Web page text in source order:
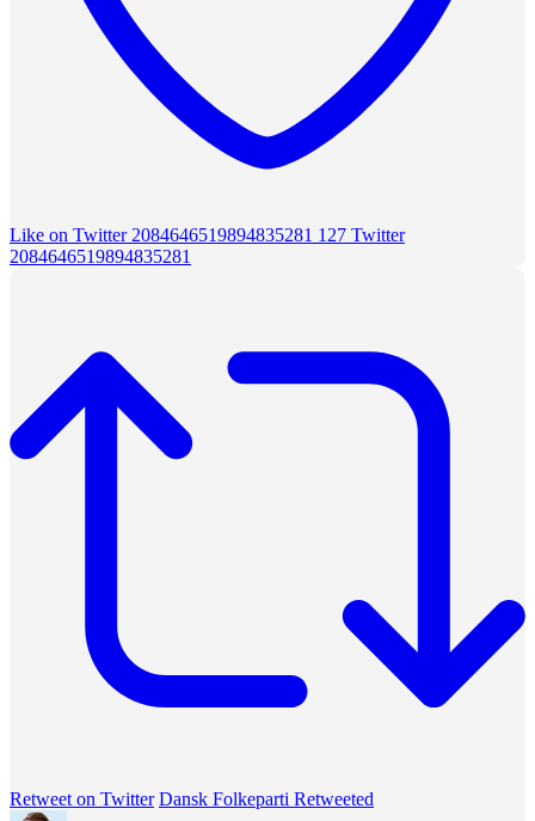
Like on Twitter 2084646519894835281 127 Twitter
2084646519894835281
Retweet on Twitter Dansk Folkeparti Retweeted